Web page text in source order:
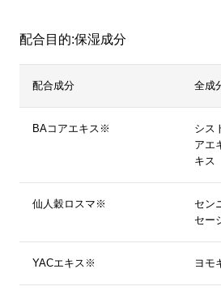
配合目的:保湿成分
配合成分 全成
BAコアエキス※
シス
アエ
キス
仙人穀ロスマ※
セン
セー
YACエキス※ ヨモ